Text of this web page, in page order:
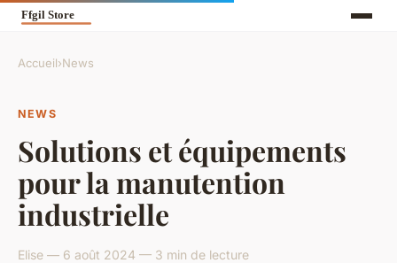
Accueil›News
NEWS
Solutions et équipements
pour la manutention
industrielle
Elise — 6 août 2024 — 3 min de lecture